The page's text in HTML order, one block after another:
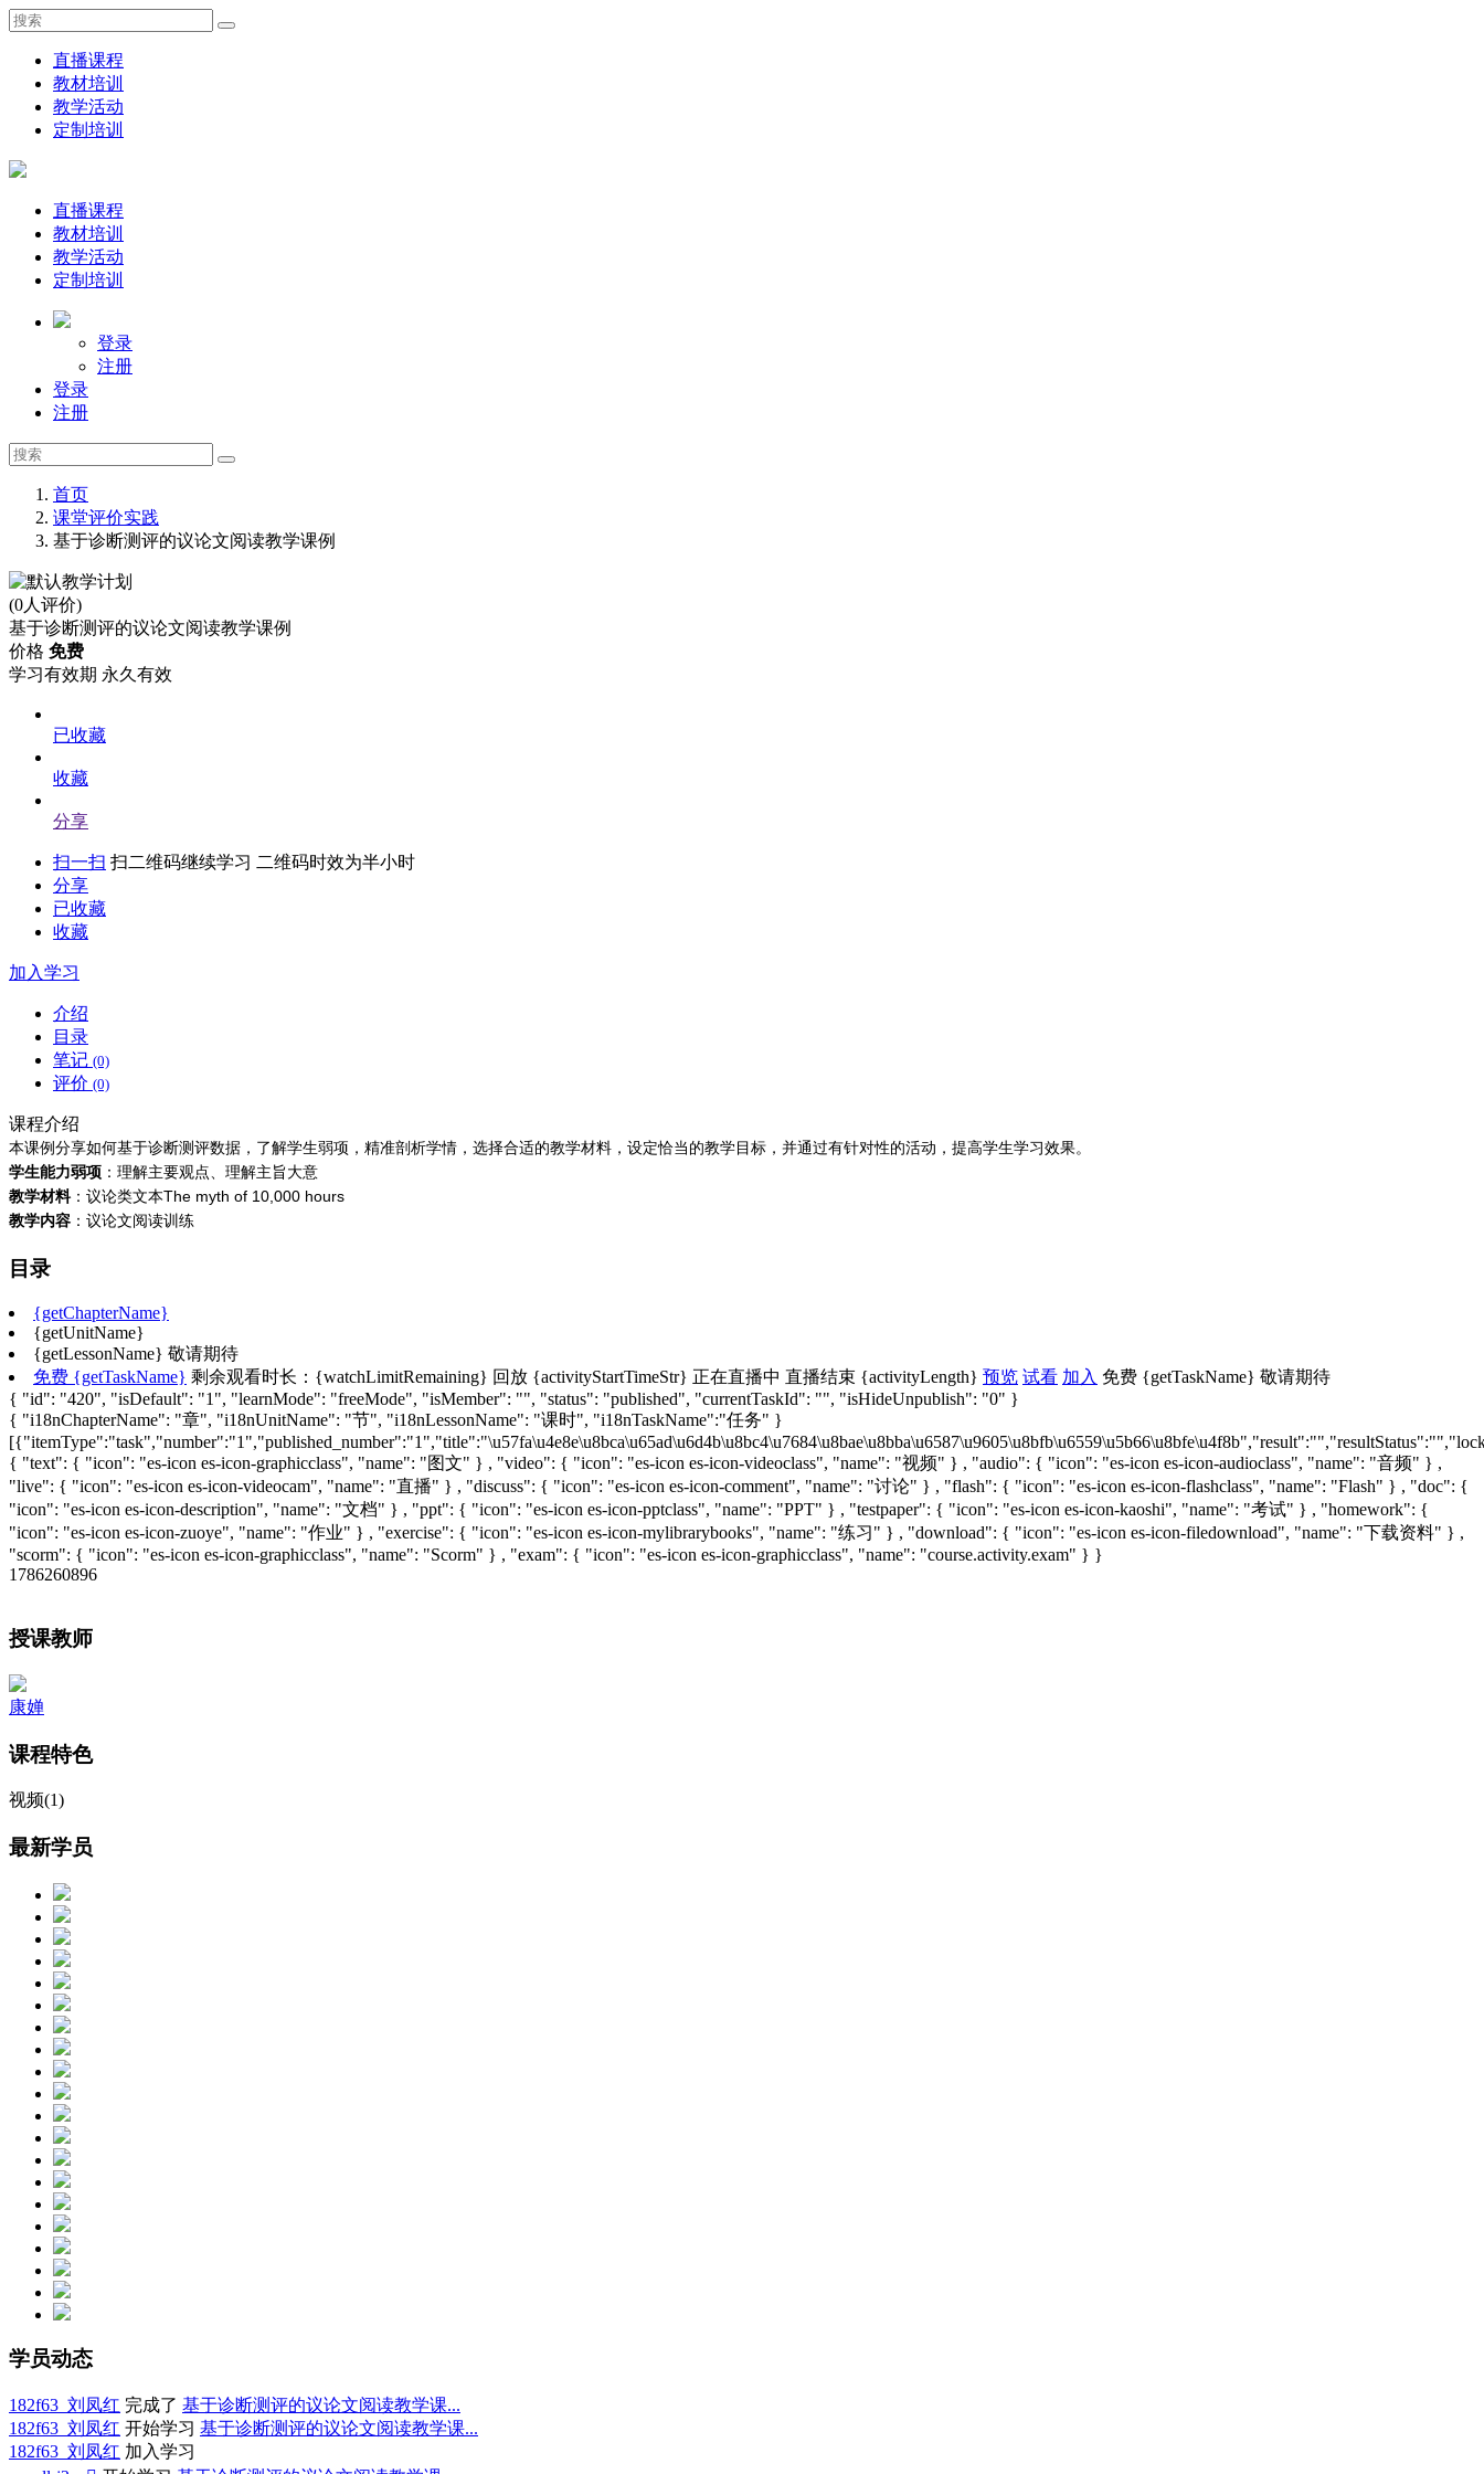
直播课程
教材培训
教学活动
定制培训
直播课程
教材培训
教学活动
定制培训
登录
注册
登录
注册
首页
课堂评价实践
基于诊断测评的议论文阅读教学课例
(0人评价)
基于诊断测评的议论文阅读教学课例
价格 免费
学习有效期 永久有效
已收藏
收藏
分享
扫一扫 扫二维码继续学习 二维码时效为半小时
分享
已收藏
收藏
加入学习
介绍
目录
笔记 (0)
评价 (0)
课程介绍
本课例分享如何基于诊断测评数据，了解学生弱项，精准剖析学情，选择合适的教学材料，设定恰当的教学目标，并通过有针对性的活动，提高学生学习效果。
学生能力弱项 ：理解主要观点、理解主旨大意
教学材料：议论类文本The myth of 10,000 hours
教学内容 ：议论文阅读训练
目录
{getChapterName}
{getUnitName}
{getLessonName} 敬请期待
免费 {getTaskName} 剩余观看时长：{watchLimitRemaining} 回放 {activityStartTimeStr} 正在直播中 直播结束 {activityLength} 预览 试看 加入 免费 {getTaskName} 敬请期待
{ "id": "420", "isDefault": "1", "learnMode": "freeMode", "isMember": "", "status": "published", "currentTaskId": "", "isHideUnpublish": "0" }
{ "i18nChapterName": "章", "i18nUnitName": "节", "i18nLessonName": "课时", "i18nTaskName":"任务" }
{ "text": { "icon": "es-icon es-icon-graphicclass", "name": "图文" } , "video": { "icon": "es-icon es-icon-videoclass", "name": "视频" } , "audio": { "icon": "es-icon es-icon-audioclass", "name": "音频" } ,
"live": { "icon": "es-icon es-icon-videocam", "name": "直播" } , "discuss": { "icon": "es-icon es-icon-comment", "name": "讨论" } , "flash": { "icon": "es-icon es-icon-flashclass", "name": "Flash" } , "doc": {
"icon": "es-icon es-icon-description", "name": "文档" } , "ppt": { "icon": "es-icon es-icon-pptclass", "name": "PPT" } , "testpaper": { "icon": "es-icon es-icon-kaoshi", "name": "考试" } , "homework": {
"icon": "es-icon es-icon-zuoye", "name": "作业" } , "exercise": { "icon": "es-icon es-icon-mylibrarybooks", "name": "练习" } , "download": { "icon": "es-icon es-icon-filedownload", "name": "下载资料" } ,
"scorm": { "icon": "es-icon es-icon-graphicclass", "name": "Scorm" } , "exam": { "icon": "es-icon es-icon-graphicclass", "name": "course.activity.exam" } }
1786260896
授课教师
康婵
课程特色
视频(1)
最新学员
学员动态
182f63_刘凤红 完成了 基于诊断测评的议论文阅读教学课...
182f63_刘凤红 开始学习 基于诊断测评的议论文阅读教学课...
182f63_刘凤红 加入学习